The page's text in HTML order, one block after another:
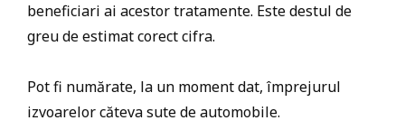
beneficiari ai acestor tratamente. Este destul de
greu de estimat corect cifra.
Pot fi numărate, la un moment dat, împrejurul
izvoarelor căteva sute de automobile.